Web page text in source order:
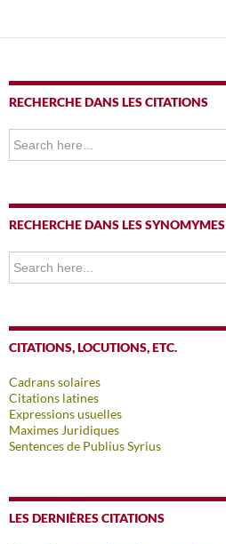
RECHERCHE DANS LES CITATIONS
Search
for:
RECHERCHE DANS LES SYNOMYMES
Search
for:
CITATIONS, LOCUTIONS, ETC.
Cadrans solaires
Citations latines
Expressions usuelles
Maximes Juridiques
Sentences de Publius Syrius
LES DERNIÈRES CITATIONS